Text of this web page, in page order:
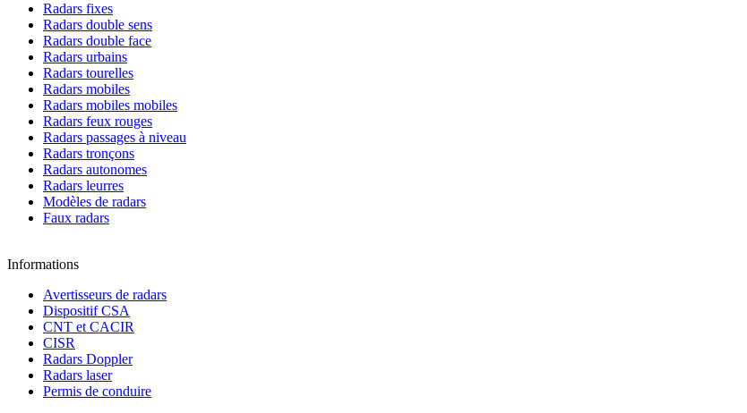
Radars fixes
Radars double sens
Radars double face
Radars urbains
Radars tourelles
Radars mobiles
Radars mobiles mobiles
Radars feux rouges
Radars passages à niveau
Radars tronçons
Radars autonomes
Radars leurres
Modèles de radars
Faux radars
Informations
Avertisseurs de radars
Dispositif CSA
CNT et CACIR
CISR
Radars Doppler
Radars laser
Permis de conduire